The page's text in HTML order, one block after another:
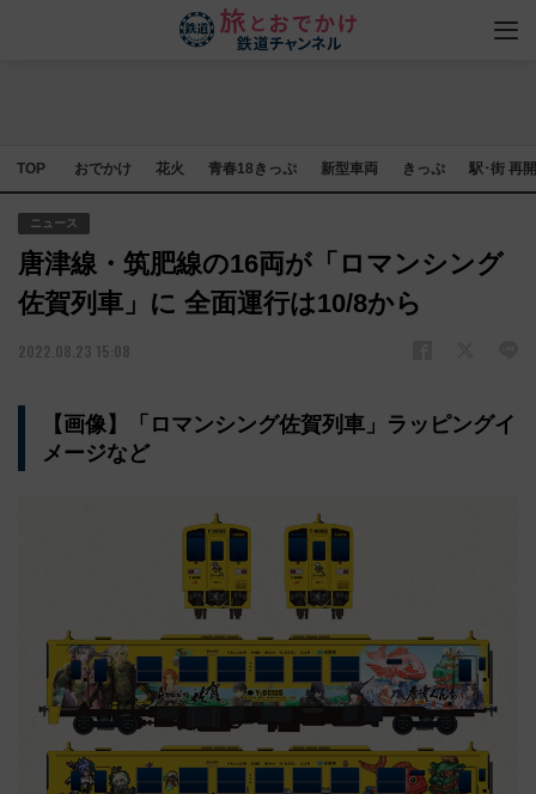
TOP おでかけ 花火 青春18きっぷ 新型車両 きっぷ 駅･街 再
ニュース
唐津線・筑肥線の16両が「ロマンシング
佐賀列車」に 全面運行は10/8から
2022.08.23 15:08
【画像】「ロマンシング佐賀列車」ラッピングイ
メージなど